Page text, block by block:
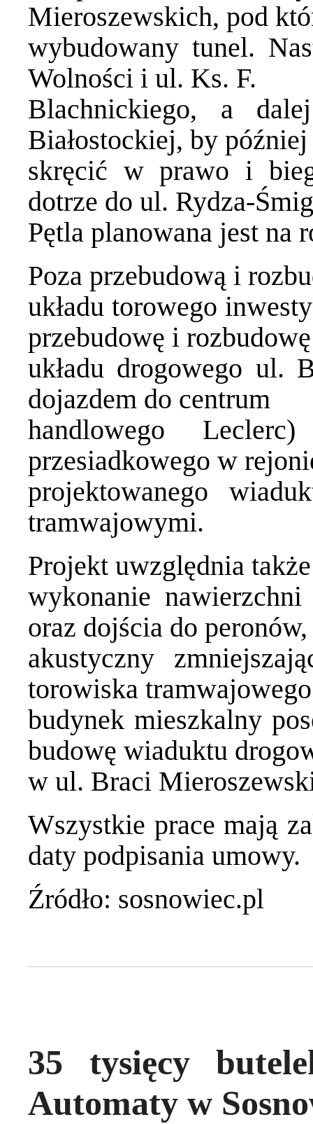
Mieroszewskich, pod
wybudowany tunel.
Wolności i ul. Ks. F.
Blachnickiego, a
Białostockiej, by później
skręcić w prawo i
dotrze do ul. Rydza-
Pętla planowana jest na
Poza przebudową i
układu torowego
przebudowę i rozbudowę
układu drogowego ul.
dojazdem do centrum
handlowego
przesiadkowego w
projektowanego
tramwajowymi.
Projekt uwzględnia także
wykonanie
oraz dojścia do
akustyczny
torowiska
budynek mieszkalny
budowę wiaduktu
w ul. Braci
Wszystkie prace mają
daty podpisania umowy.
Źródło: sosnowiec.pl
35 tysięcy
Automaty w